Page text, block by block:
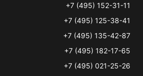
+7 (495) 152-31-11
+7 (495) 125-38-41
+7 (495) 135-42-87
+7 (495) 182-17-65
+7 (495) 021-25-26